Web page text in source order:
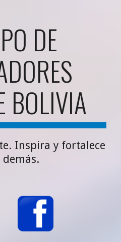
DE
BOLIVIA
Inspira y fortalece
demás.